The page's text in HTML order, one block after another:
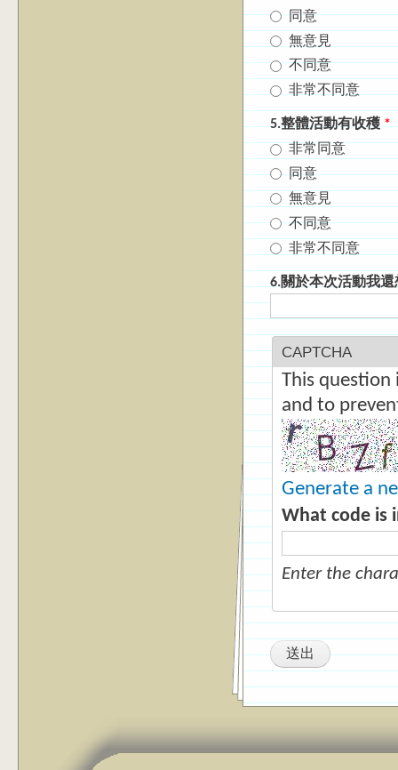
同意
無意見
不同意
非常不同意
5.整體活動有收穫*
非常同意
同意
無意見
不同意
非常不同意
6.關於本次活動我還
CAPTCHA
This
and to
Generate a
What code is
Enter the